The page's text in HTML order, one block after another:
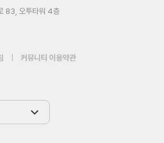
83, 오투타워 4층
커뮤니티 이용약관